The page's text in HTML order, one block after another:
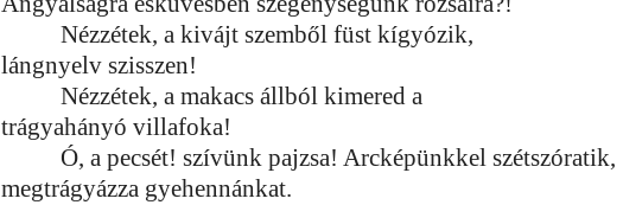
Nézzétek, a kivájt szemből füst kígyózik,
lángnyelv szisszen!
Nézzétek, a makacs állból kimered a
trágyahányó villafoka!
Ó, a pecsét! szívünk pajzsa! Arcképünkkel szétszóratik,
megtrágyázza gyehennánkat.